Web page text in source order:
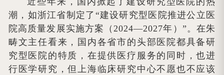
潮，如浙江省制定了“建设研究型医院推进公立医
院高质量发展实施方案（2024—2027年）”。在朱
畴文主任看来，国内各省市的头部医院都具备研
究型医院的特质，在提供医疗服务的同时，也进
行医学研究，但上海临床研究中心不愿也不应该